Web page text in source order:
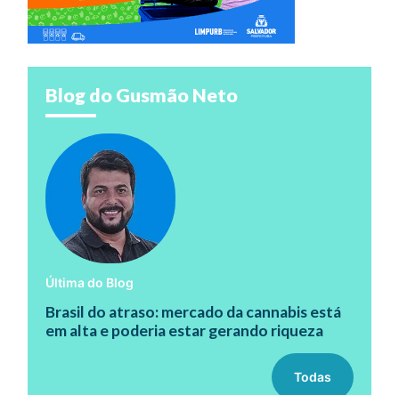
Blog do Gusmão Neto
Última do Blog
Brasil do atraso: mercado da cannabis está
em alta e poderia estar gerando riqueza
Todas